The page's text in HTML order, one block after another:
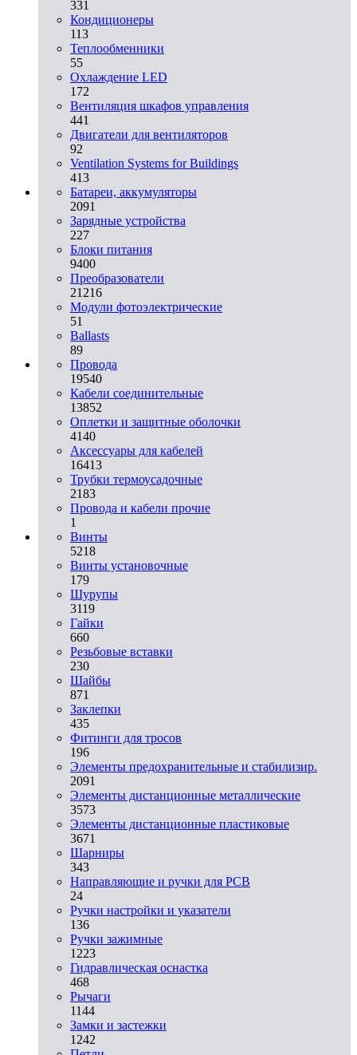
331
Кондиционеры
113
Теплообменники
55
Охлаждение LED
172
Вентиляция шкафов управления
441
Двигатели для вентиляторов
92
Ventilation Systems for Buildings
413
Батареи, аккумуляторы
2091
Зарядные устройства
227
Блоки питания
9400
Преобразователи
21216
Модули фотоэлектрические
51
Ballasts
89
Провода
19540
Кабели соединительные
13852
Оплетки и защитные оболочки
4140
Аксессуары для кабелей
16413
Трубки термоусадочные
2183
Провода и кабели прочие
1
Винты
5218
Винты установочные
179
Шурупы
3119
Гайки
660
Резьбовые вставки
230
Шайбы
871
Заклепки
435
Фитинги для тросов
196
Элементы предохранительные и стабилизир.
2091
Элементы дистанционные металлические
3573
Элементы дистанционные пластиковые
3671
Шарниры
343
Направляющие и ручки для PCB
24
Ручки настройки и указатели
136
Ручки зажимные
1223
Гидравлическая оснастка
468
Рычаги
1144
Замки и застежки
1242